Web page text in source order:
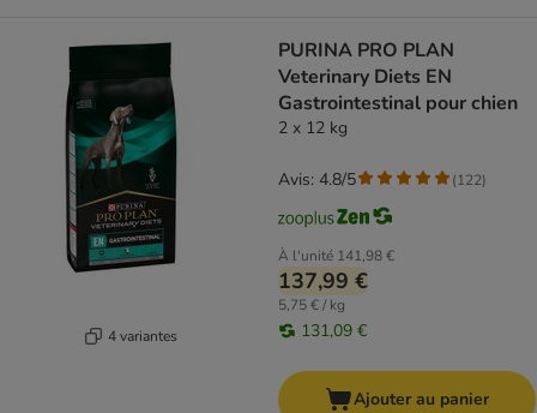
4 variantes
PURINA PRO PLAN
Veterinary Diets EN
Gastrointestinal pour chien
2 x 12 kg
À l'unité 141,98 €
137,99 €
5,75 € / kg
131,09 €
Avis: 4.8/5 (122)
Ajouter au panier